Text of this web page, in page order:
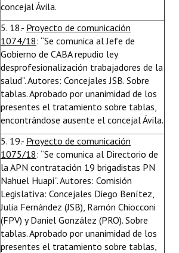
concejal Ávila.
5. 18.- Proyecto de comunicación
1074/18: “Se comunica al Jefe de
Gobierno de CABA repudio ley
desprofesionalización trabajadores de la
salud”. Autores: Concejales JSB. Sobre
tablas. Aprobado por unanimidad de los
presentes el tratamiento sobre tablas,
encontrándose ausente el concejal Ávila.
5. 19.- Proyecto de comunicación
1075/18: “Se comunica al Directorio de
la APN contratación 19 brigadistas PN
Nahuel Huapi”. Autores: Comisión
Legislativa: Concejales Diego Benítez,
Julia Fernández (JSB), Ramón Chiocconi
(FPV) y Daniel González (PRO). Sobre
tablas. Aprobado por unanimidad de los
presentes el tratamiento sobre tablas,